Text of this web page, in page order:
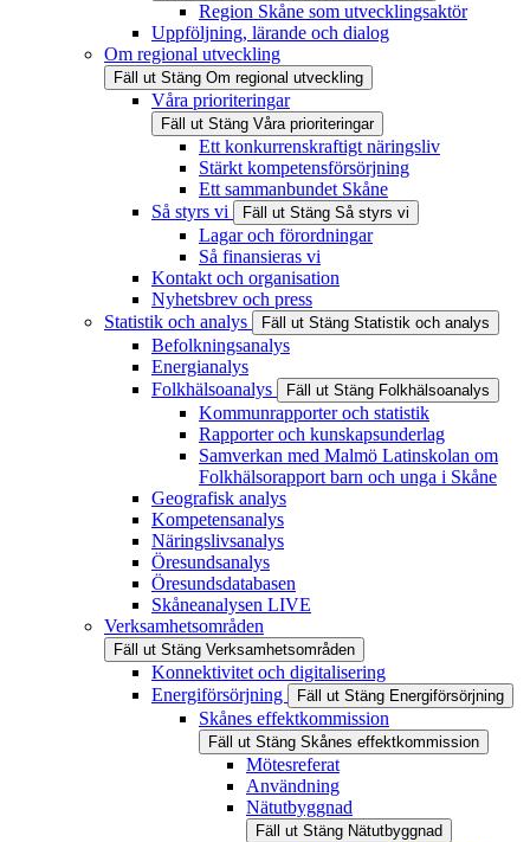
Region Skåne som utvecklingsaktör
Uppföljning, lärande och dialog
Om regional utveckling
Fäll ut Stäng Om regional utveckling
Våra prioriteringar
Fäll ut Stäng Våra prioriteringar
Ett konkurrenskraftigt näringsliv
Stärkt kompetensförsörjning
Ett sammanbundet Skåne
Så styrs vi
Fäll ut Stäng Så styrs vi
Lagar och förordningar
Så finansieras vi
Kontakt och organisation
Nyhetsbrev och press
Statistik och analys
Fäll ut Stäng Statistik och analys
Befolkningsanalys
Energianalys
Folkhälsoanalys
Fäll ut Stäng Folkhälsoanalys
Kommunrapporter och statistik
Rapporter och kunskapsunderlag
Samverkan med Malmö Latinskolan om
Folkhälsorapport barn och unga i Skåne
Geografisk analys
Kompetensanalys
Näringslivsanalys
Öresundsanalys
Öresundsdatabasen
Skåneanalysen LIVE
Verksamhetsområden
Fäll ut Stäng Verksamhetsområden
Konnektivitet och digitalisering
Energiförsörjning
Fäll ut Stäng Energiförsörjning
Skånes effektkommission
Fäll ut Stäng Skånes effektkommission
Mötesreferat
Användning
Nätutbyggnad
Fäll ut Stäng Nätutbyggnad